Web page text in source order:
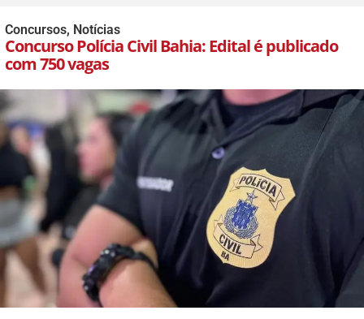
Concursos, Notícias
Concurso Polícia Civil Bahia: Edital é publicado
com 750 vagas